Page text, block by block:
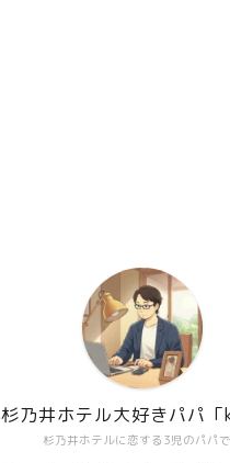
杉乃井ホテルに恋する3児のパパ
杉乃井ホテル大好きパパ「